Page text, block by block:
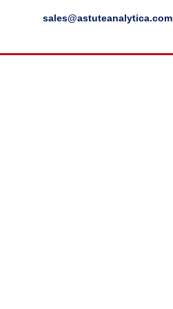
sales@astuteanalytica.com